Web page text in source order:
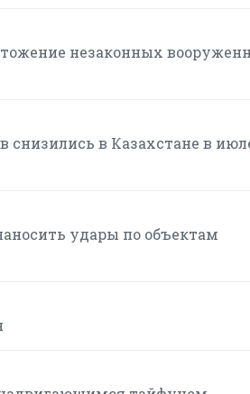
незаконных
снизились в Казахстане в
удары по объектам